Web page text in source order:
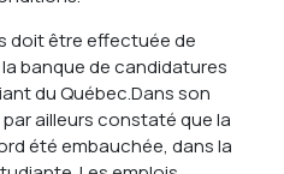
doit être effectuée de
banque de candidatures
du Québec.Dans son
ailleurs constaté que la
été embauchée, dans la